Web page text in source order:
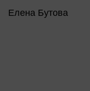
Елена Бутова